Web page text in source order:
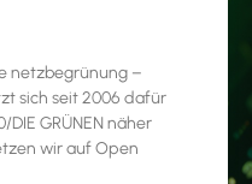
netzbegrünung –
sich seit 2006 dafür
DIE GRÜNEN näher
wir auf Open